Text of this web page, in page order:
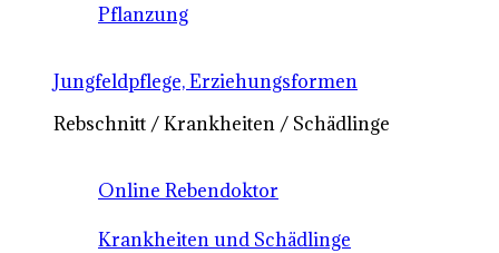
Pflanzung
Jungfeldpflege, Erziehungsformen
Rebschnitt / Krankheiten / Schädlinge
Online Rebendoktor
Krankheiten und Schädlinge